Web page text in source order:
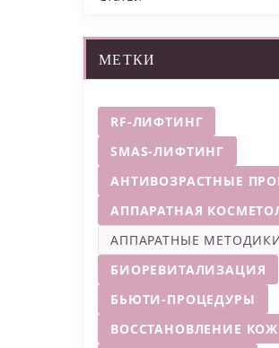
МЕТКИ
RF-ЛИФТИНГ
SMAS-ЛИФТИНГ
АНТИВОЗРАСТНЫЕ
АППАРАТНАЯ
АППАРАТНЫЕ
БИОРЕВИТАЛИЗАЦИЯ
БЬЮТИ-ПРОЦЕДУРЫ
ВОССТАНОВЛЕНИЕ